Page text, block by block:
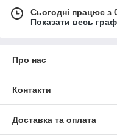
Сьогодні працює з
Показати весь
Про нас
Контакти
Доставка та оплата